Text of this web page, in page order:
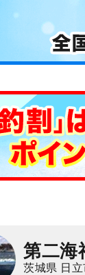
第二海
茨城県 日